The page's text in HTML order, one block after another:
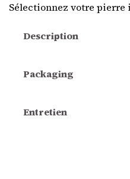
Sélectionnez votre pierre
Description
Packaging
Entretien